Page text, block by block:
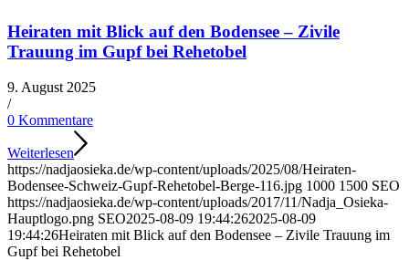
Heiraten mit Blick auf den Bodensee – Zivile
Trauung im Gupf bei Rehetobel
9. August 2025
/
0 Kommentare
Weiterlesen
https://nadjaosieka.de/wp-content/uploads/2025/08/Heiraten-
Bodensee-Schweiz-Gupf-Rehetobel-Berge-116.jpg 1000 1500 SEO
https://nadjaosieka.de/wp-content/uploads/2017/11/Nadja_Osieka-
Hauptlogo.png SEO2025-08-09 19:44:262025-08-09
19:44:26Heiraten mit Blick auf den Bodensee – Zivile Trauung im
Gupf bei Rehetobel